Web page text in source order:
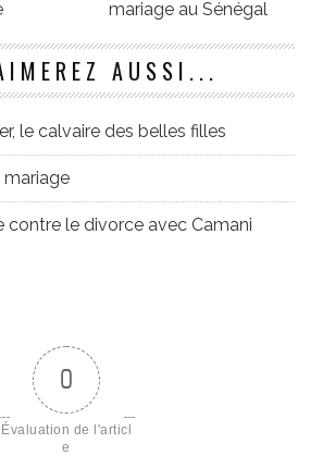
mariage au Sénégal
AUSSI...
le calvaire des belles filles
mariage
contre le divorce avec Camani
0
Évaluation de l'articl
e